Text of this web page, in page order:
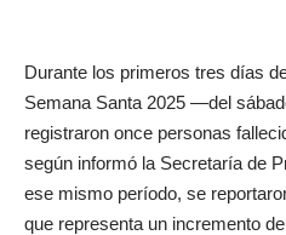
Durante los primeros tres días
Semana Santa 2025 —del
registraron once personas
según informó la Secretaría de
ese mismo período, se
que representa un incremento